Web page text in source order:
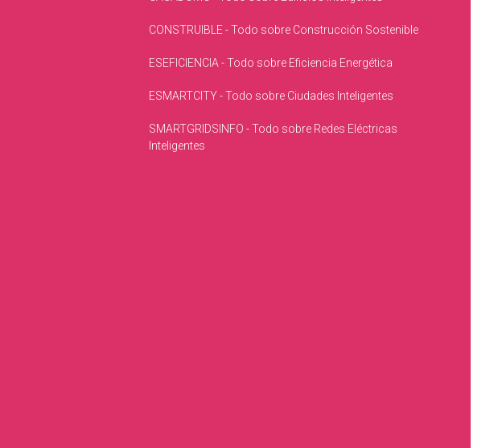
CONSTRUIBLE - Todo sobre Construcción Sostenible
ESEFICIENCIA - Todo sobre Eficiencia Energética
ESMARTCITY - Todo sobre Ciudades Inteligentes
SMARTGRIDSINFO - Todo sobre Redes Eléctricas
Inteligentes